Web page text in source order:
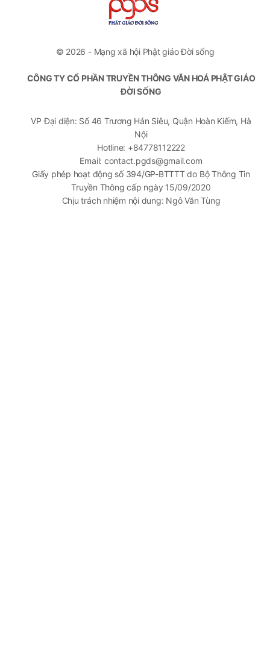
© 2026 - Mạng xã hội Phật giáo Đời sống
CÔNG TY CỔ PHẦN TRUYỀN THÔNG VĂN HOÁ PHẬT GIÁO
ĐỜI SỐNG
VP Đại diện: Số 46 Trương Hán Siêu, Quận Hoàn Kiếm, Hà
Nội
Hotline: +84778112222
Email: contact.pgds@gmail.com
Giấy phép hoạt động số 394/GP-BTTTT do Bộ Thông Tin
Truyền Thông cấp ngày 15/09/2020
Chịu trách nhiệm nội dung: Ngô Văn Tùng